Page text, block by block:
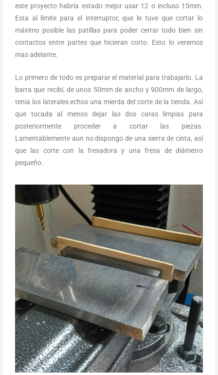
este proyecto habría estado mejor usar 12 o incluso 15mm.
Esta al límite para el interruptor, que le tuve que cortar lo
máximo posible las patillas para poder cerrar todo bien sin
contactos entre partes que hicieran corto. Esto lo veremos
mas adelante.
Lo primero de todo es preparar el material para trabajarlo. La
barra que recibí, de unos 50mm de ancho y 900mm de largo,
tenia los laterales echos una mierda del corte de la tienda. Así
que tocada al menos dejar las dos caras limpias para
posteriormente proceder a cortar las piezas.
Lamentablemente aun no dispongo de una sierra de cinta, así
que las corte con la fresadora y una fresa de diámetro
pequeño.